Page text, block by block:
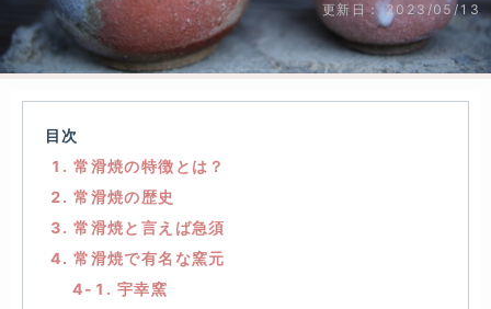
更新日： 2023/05/13
目次
1. 常滑焼の特徴とは？
2. 常滑焼の歴史
3. 常滑焼と言えば急須
4. 常滑焼で有名な窯元
4-1. 宇幸窯